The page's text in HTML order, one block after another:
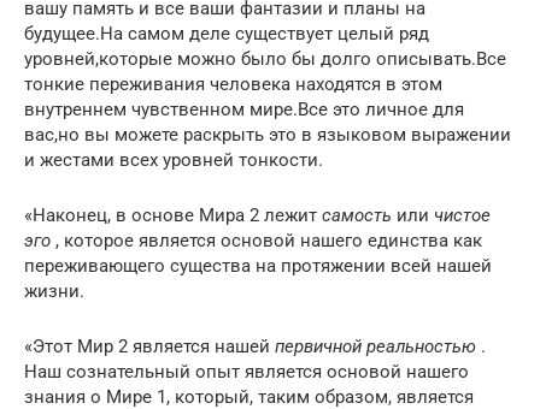
вашу память и все ваши фантазии и планы на
будущее.На самом деле существует целый ряд
уровней,которые можно было бы долго описывать.Все
тонкие переживания человека находятся в этом
внутреннем чувственном мире.Все это личное для
вас,но вы можете раскрыть это в языковом выражении
и жестами всех уровней тонкости.
«Наконец, в основе Мира 2 лежит самость или чистое
эго , которое является основой нашего единства как
переживающего существа на протяжении всей нашей
жизни.
«Этот Мир 2 является нашей первичной реальностью .
Наш сознательный опыт является основой нашего
знания о Мире 1, который, таким образом, является